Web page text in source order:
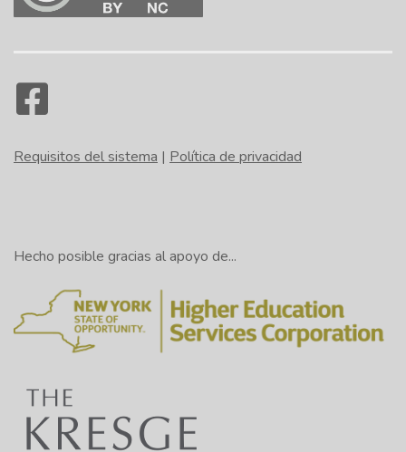
Incorrecto:Me gustaría tener horas de oficina
Correcto:George Washington fue el
Presidente de los Estados Unidos desde el 30 de
abril de 1789 hasta el 4 de marzo de 1797.
Incorrecto:
¿Le gustaría venir a usted entre las
18:00 y las 20:00 horas de esta noche?
Requisitos del sistema | Política de privacidad
Hecho posible gracias al apoyo de...